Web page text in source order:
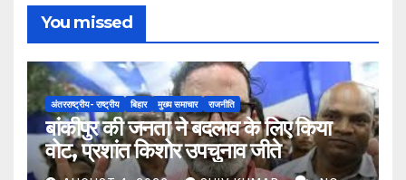
You missed
अंतरराष्ट्रीय- राष्ट्रीय बिहार मुख्य समाचार राजनीति
बांकीपुर की जनता ने बदलाव के लिए किया
वोट, प्रशांत किशोर उपचुनाव जीते